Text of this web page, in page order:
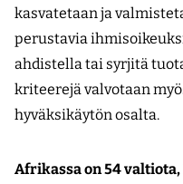
kasvatetaan ja
perustavia
ahdistella tai syrjitä
kriteerejä valvotaan
hyväksikäytön osalta.
Afrikassa on 54 valtiota,